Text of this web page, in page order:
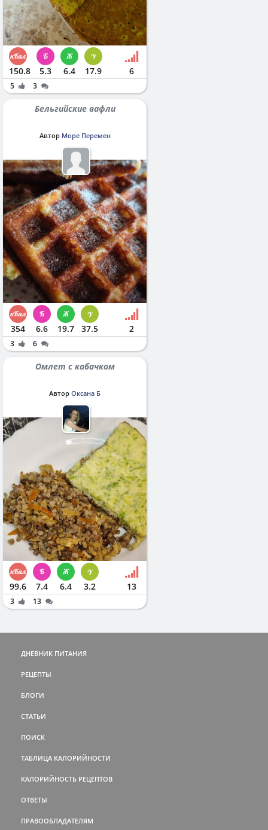
150.8 5.3 6.4 17.9 6
5 3
Бельгийские вафли
Автор Море Перемен
354 6.6 19.7 37.5 2
3 6
Омлет с кабачком
Автор Оксана Б
99.6 7.4 6.4 3.2 13
3 13
ДНЕВНИК ПИТАНИЯ
РЕЦЕПТЫ
БЛОГИ
СТАТЬИ
ПОИСК
ТАБЛИЦА КАЛОРИЙНОСТИ
КАЛОРИЙНОСТЬ РЕЦЕПТОВ
ОТВЕТЫ
ПРАВООБЛАДАТЕЛЯМ